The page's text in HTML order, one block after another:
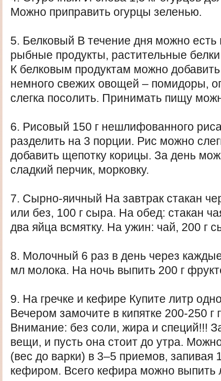
Можно приправить огурцы зеленью.
5. Белковый В течение дня можно
рыбные продукты, растительные
К белковым продуктам можно
немного свежих овощей – помидоры,
слегка посолить. Принимать пищу
6. Рисовый 150 г нешлифованного
разделить на 3 порции. Рис можно
добавить щепотку корицы. За день
сладкий перчик, морковку.
7. Сырно-яичный На завтрак стакан
или без, 100 г сыра. На обед: стакан
два яйца всмятку. На ужин: чай, 200 г
8. Молочный 6 раз в день через
мл молока. На ночь выпить 200 г
9. На гречке и кефире Купите литр
Вечером замочите в кипятке 200-250 г
Внимание: без соли, жира и специй!!!
вещи, и пусть она стоит до утра.
(вес до варки) в 3–5 приемов, запивая
кефиром. Всего кефира можно выпить